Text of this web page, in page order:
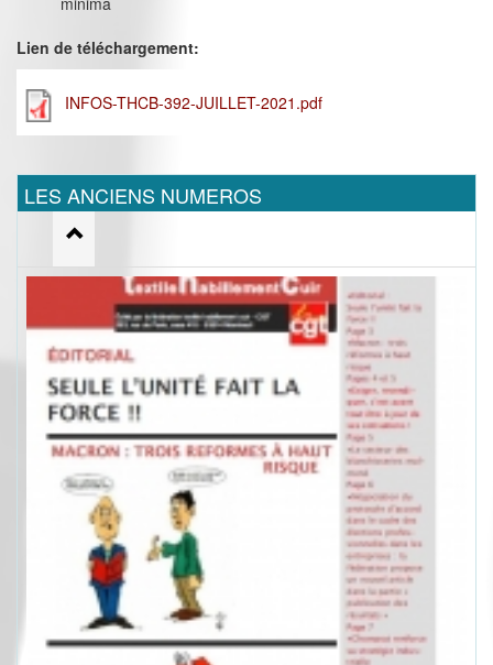
Lien de téléchargement:
INFOS-THCB-392-JUILLET-2021.pdf
LES ANCIENS NUMEROS